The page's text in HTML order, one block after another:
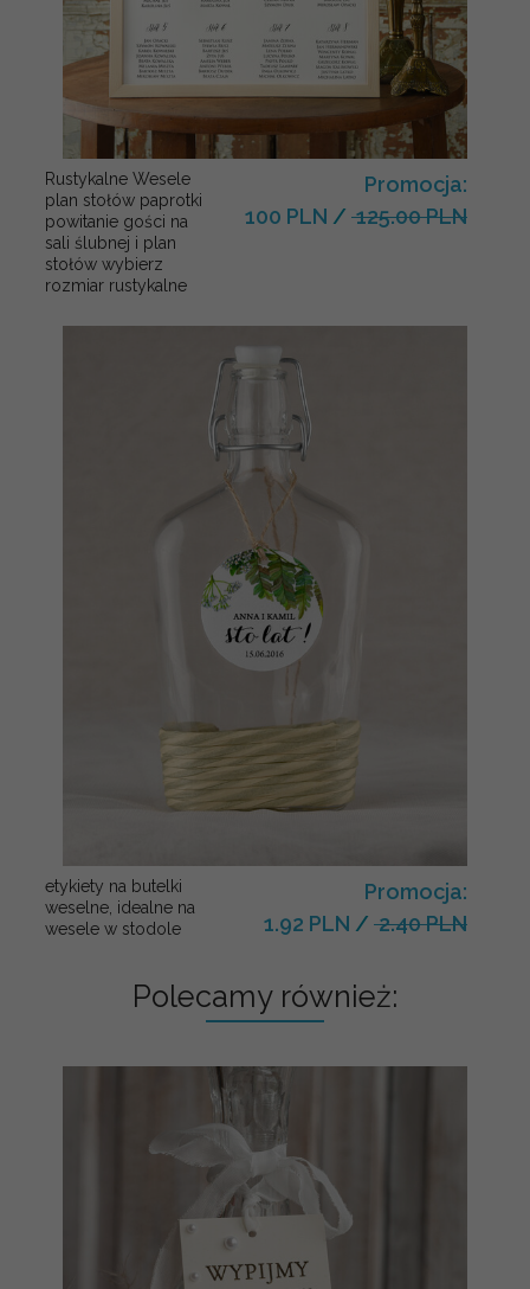
Rustykalne Wesele
plan stołów paprotki
powitanie gości na
sali ślubnej i plan
stołów wybierz
rozmiar rustykalne
Promocja:
100 PLN / 125.00 PLN
etykiety na butelki
weselne, idealne na
wesele w stodole
Promocja:
1.92 PLN / 2.40 PLN
Polecamy również: